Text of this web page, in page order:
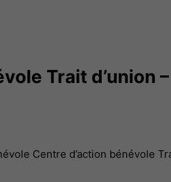
Trait d’union
Centre d’action bénévole